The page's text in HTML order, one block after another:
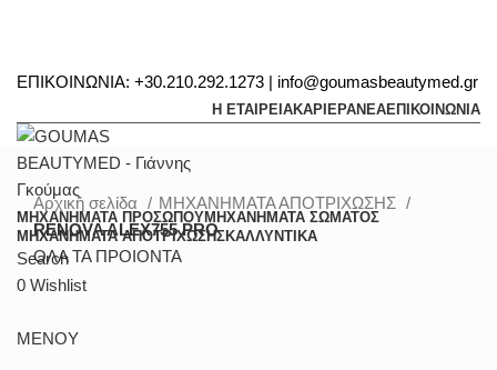
ΕΠΙΚΟΙΝΩΝΙΑ: +30.210.292.1273 | info@goumasbeautymed.gr
Η ΕΤΑΙΡΕΙΑΚΑΡΙΕΡΑΝΕΑΕΠΙΚΟΙΝΩΝΙΑ
ΜΗΧΑΝΗΜΑΤΑ ΠΡΟΣΩΠΟΥΜΗΧΑΝΗΜΑΤΑ ΣΩΜΑΤΟΣ
ΜΗΧΑΝΗΜΑΤΑ ΑΠΟΤΡΙΧΩΣΗΣΚΑΛΛΥΝΤΙΚΑ
Search
0 Wishlist
ΜΕΝΟΥ
Αρχική σελίδα
ΜΗΧΑΝΗΜΑΤΑ ΑΠΟΤΡΙΧΩΣΗΣ
RENOVA ALEX755 PRO
ΟΛΑ ΤΑ ΠΡΟΙΟΝΤΑ